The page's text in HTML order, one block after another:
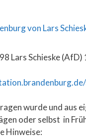
Lars Schieske
wurde und
oder selbst in
Hinweise: